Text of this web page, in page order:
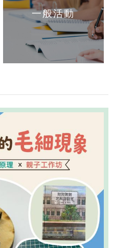
一般活動